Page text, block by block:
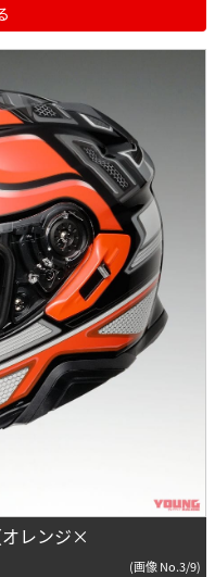
オレンジ×
(画像 No.3/9)